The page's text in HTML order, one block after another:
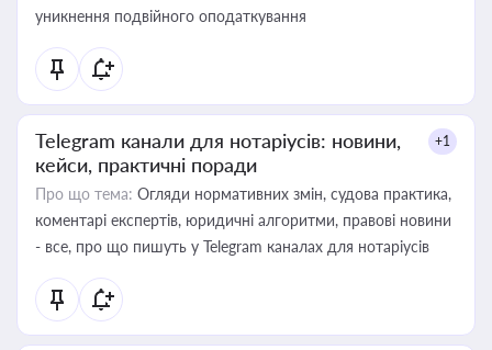
уникнення подвійного оподаткування
Telegram канали для нотаріусів: новини,
кейси, практичні поради
+1
Про що тема: Огляди нормативних змін, судова практика,
коментарі експертів, юридичні алгоритми, правові новини
- все, про що пишуть у Telegram каналах для нотаріусів